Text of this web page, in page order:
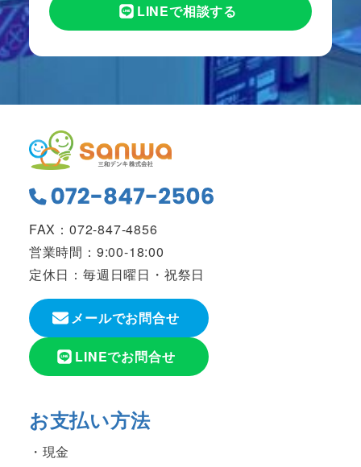
LINEで相談する
FAX：072-847-4856
営業時間：9:00-18:00
定休日：毎週日曜日・祝祭日
メールでお問合せ
LINEでお問合せ
お支払い方法
現金